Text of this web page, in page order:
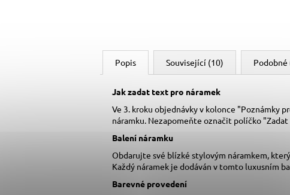
Popis Související (10) Podobné
Jak zadat text pro náramek
Ve 3. kroku objednávky v kolonce "Poznámky
náramku. Nezapomeňte označit políčko
Balení náramku
Obdarujte své blízké stylovým náramkem,
Každý náramek je dodáván v tomto luxusním
Barevné provedení